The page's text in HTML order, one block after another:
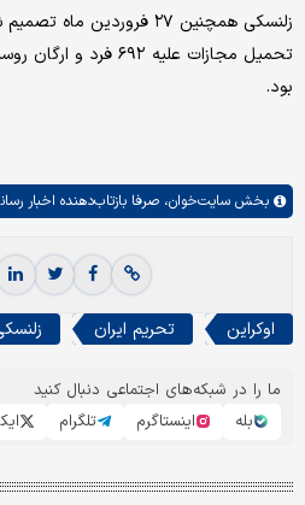
زلنسکی همچنین ۲۷
تحمیل مجازات علیه ۶۹۲
بود.
بخش سایت‌خوان، صرفا بازتاب‌دهنده اخبار
اوکراین تحریم ایران
ما را در شبکه‌های اجتماعی دنبال کنید
بله
اینستاگرم تلگرام